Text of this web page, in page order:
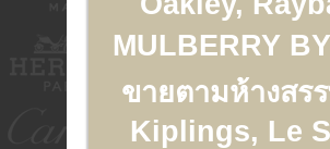
MULBERRY
ขายตามห้างสร
Kiplings, Le